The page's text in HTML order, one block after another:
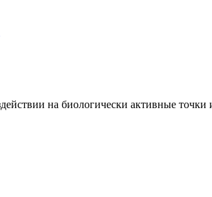
на биологически активные точки